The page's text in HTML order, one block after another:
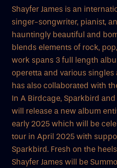
Shayfer James is an
singer-songwriter, pianist,
hauntingly beautiful and
blends elements of rock,
work spans 3 full length
operetta and various singles
has also collaborated with
In A Birdcage, Sparkbird
will release a new album
early 2025 which will be
tour in April 2025 with
Sparkbird. Fresh on the
Shayfer James will be